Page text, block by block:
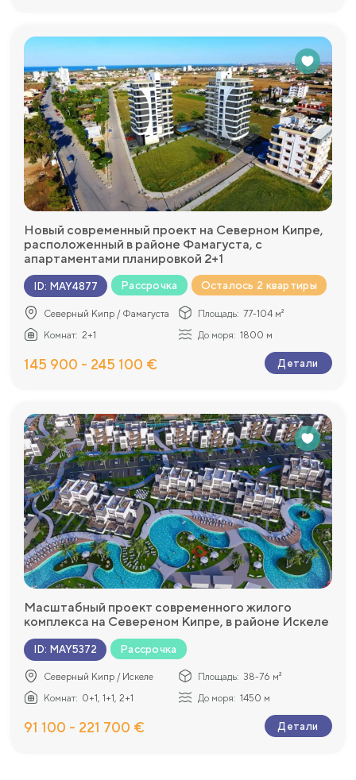
Новый современный проект на Северном Кипре,
расположенный в районе Фамагуста, с
апартаментами планировкой 2+1
ID: MAY4877 Рассрочка Осталось 2 квартиры
Северный Кипр / Фамагуста Площадь: 77-104 м²
Комнат: 2+1 До моря: 1800 м
145 900 - 245 100 € Детали
Масштабный проект современного жилого
комплекса на Севереном Кипре, в районе Искеле
ID: MAY5372 Рассрочка
Северный Кипр / Искеле Площадь: 38-76 м²
Комнат: 0+1, 1+1, 2+1 До моря: 1450 м
91 100 - 221 700 € Детали